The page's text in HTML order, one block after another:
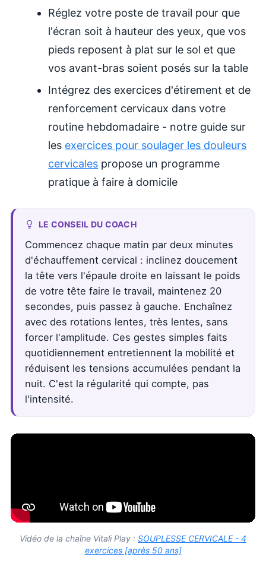
Réglez votre poste de travail pour que
l'écran soit à hauteur des yeux, que vos
pieds reposent à plat sur le sol et que
vos avant-bras soient posés sur la table
Intégrez des exercices d'étirement et de
renforcement cervicaux dans votre
routine hebdomadaire - notre guide sur
les exercices pour soulager les douleurs
cervicales propose un programme
pratique à faire à domicile
LE CONSEIL DU COACH
Commencez chaque matin par deux minutes
d'échauffement cervical : inclinez doucement
la tête vers l'épaule droite en laissant le poids
de votre tête faire le travail, maintenez 20
secondes, puis passez à gauche. Enchaînez
avec des rotations lentes, très lentes, sans
forcer l'amplitude. Ces gestes simples faits
quotidiennement entretiennent la mobilité et
réduisent les tensions accumulées pendant la
nuit. C'est la régularité qui compte, pas
l'intensité.
Vidéo de la chaîne Vitali Play : SOUPLESSE CERVICALE - 4
exercices [après 50 ans]